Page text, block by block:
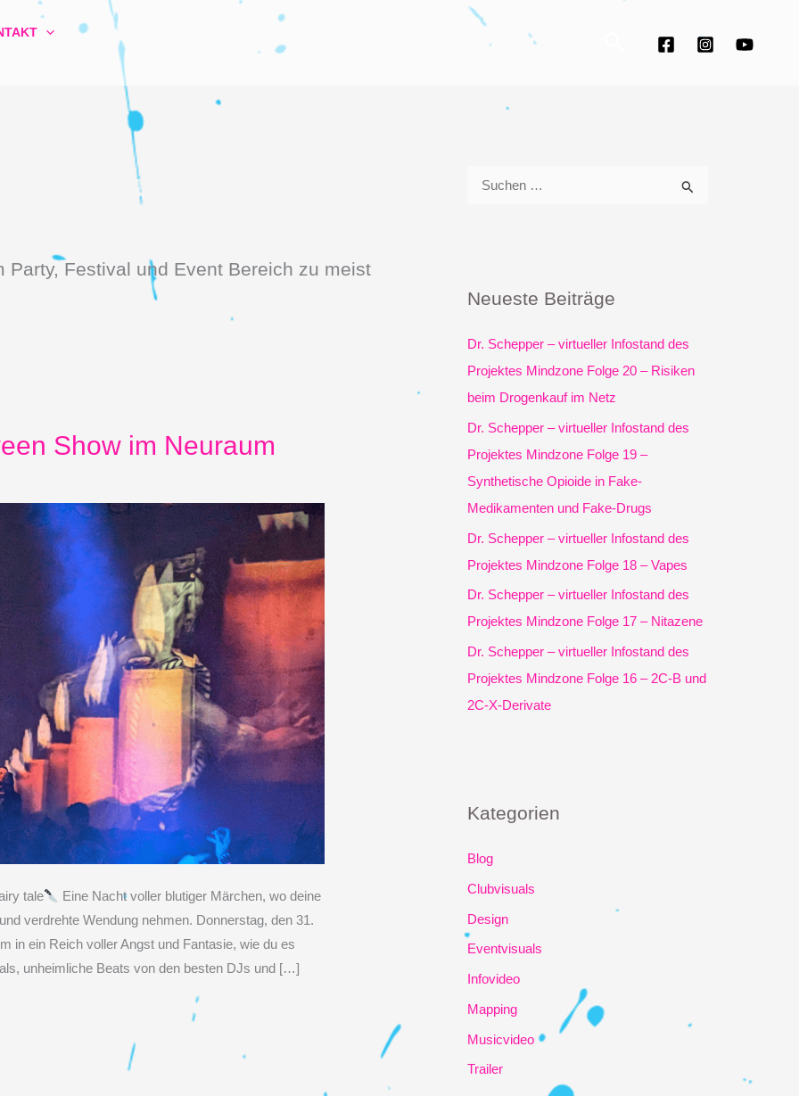
Suchen
Festival und Event Bereich zu meist
Show im Neuraum
tale
Eine Nacht voller blutiger Märchen, wo deine
verdrehte Wendung nehmen. Donnerstag, den 31.
in ein Reich voller Angst und Fantasie, wie du es
unheimliche Beats von den besten DJs und […]
n
a
c
Neueste Beiträge
Dr. Schepper – virtueller Infostand des
Projektes Mindzone Folge 20 – Risiken
beim Drogenkauf im Netz
Dr. Schepper – virtueller Infostand des
Projektes Mindzone Folge 19 –
Synthetische Opioide in Fake-
Medikamenten und Fake-Drugs
Dr. Schepper – virtueller Infostand des
Projektes Mindzone Folge 18 – Vapes
Dr. Schepper – virtueller Infostand des
Projektes Mindzone Folge 17 – Nitazene
Dr. Schepper – virtueller Infostand des
Projektes Mindzone Folge 16 – 2C-B und
2C-X-Derivate
Kategorien
Blog
Clubvisuals
Design
Eventvisuals
Infovideo
Mapping
Musicvideo
Trailer